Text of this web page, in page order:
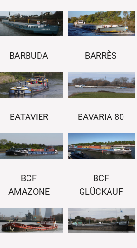
BARBUDA BARRÈS
BATAVIER BAVARIA 80
BCF
AMAZONE
BCF
GLÜCKAUF